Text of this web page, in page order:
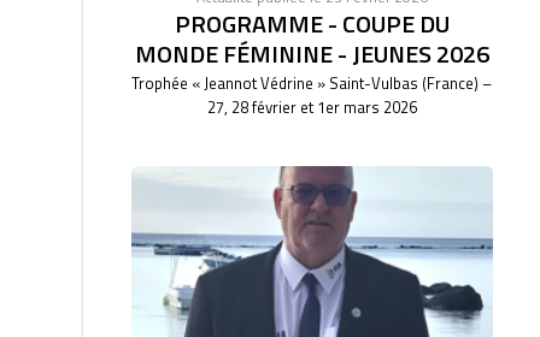
PROGRAMME - COUPE DU
MONDE FÉMININE - JEUNES 2026
Trophée « Jeannot Védrine » Saint-Vulbas (France) –
27, 28 février et 1er mars 2026